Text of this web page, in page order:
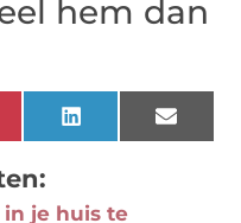
hem dan
LinkedIn Email
je huis te